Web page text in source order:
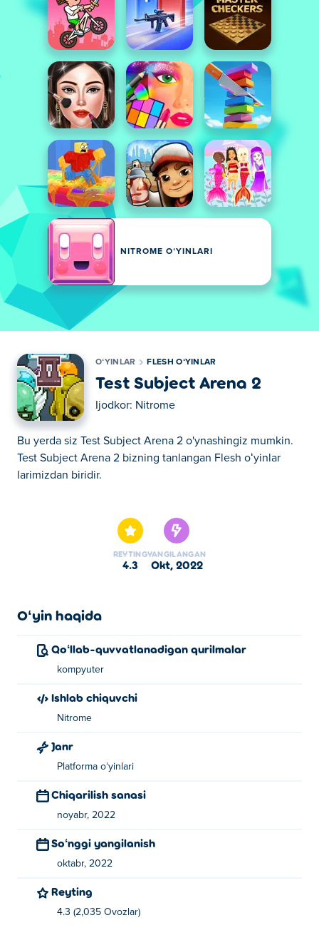
NITROME OʻYINLARI
OʻYINLAR FLESH OʻYINLAR
Test Subject Arena 2
Ijodkor: Nitrome
Bu yerda siz Test Subject Arena 2 o'ynashingiz mumkin.
Test Subject Arena 2 bizning tanlangan Flesh oʻyinlar
larimizdan biridir.
REYTING
4.3
YANGILANGAN
okt, 2022
Oʻyin haqida
Qoʻllab-quvvatlanadigan qurilmalar
kompyuter
Ishlab chiquvchi
Nitrome
Janr
Platforma oʻyinlari
Chiqarilish sanasi
noyabr, 2022
Soʻnggi yangilanish
oktabr, 2022
Reyting
4.3 (2,035 Ovozlar)